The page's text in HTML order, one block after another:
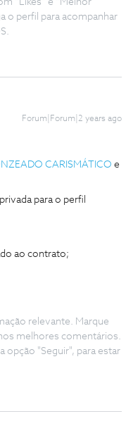
“Likes” e “Melhor
o perfil para acompanhar
Forum|Forum|2 years ago
CARISMÁTICO e
para o perfil
ao contrato;
relevante. Marque
melhores comentários.
opção "Seguir", para estar